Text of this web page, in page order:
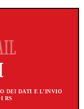
DEI DATI E L'INVIO
RS